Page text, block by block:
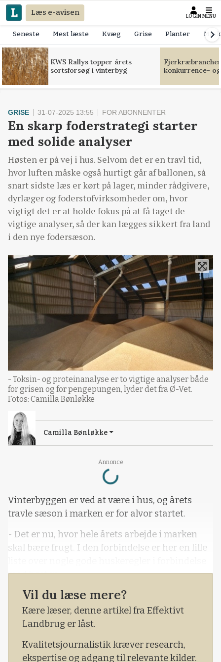
Læs e-avisen LOGIN MENU
Seneste Mest læste Kvæg Grise Planter
KWS Rallys topper årets
sortsforsøg i vinterbyg
konkurrence-
Annonce
Loading...
GRISE 31-07-2025 13:55 FOR ABONNENTER
En skarp foderstrategi starter
med solide analyser
Høsten er på vej i hus. Selvom det er en travl tid,
hvor luften måske også hurtigt går af ballonen, så
snart sidste læs er kørt på lager, minder rådgivere,
dyrlæger og foderstofvirksomheder om, hvor
vigtigt det er at holde fokus på at få taget de
vigtige analyser, så der kan lægges sikkert fra land
i den nye fodersæson.
- Toksin- og proteinanalyse er to vigtige analyser både
for grisen og for pengepungen, lyder det fra Ø-Vet.
Fotos: Camilla Bønløkke
Camilla Bønløkke
Vinterbyggen er ved at være i hus, og årets
travle sæson i marken er for alvor startet.
- Det er nu, hvor hele årets arbejde i marken
skal bære frugt. I den forbindelse er her en lille
med høsten.
Sådan lyder det blandt andet i det seneste
nyhedsbrev fra Ø-Vet, hvor dyrlægerne minder
om sæsonens vigtige analyser.
Vil du læse mere?
Kære læser, denne artikel fra Effektivt
Landbrug er låst.
Kvalitetsjournalistik kræver research,
ekspertise og adgang til relevante kilder.